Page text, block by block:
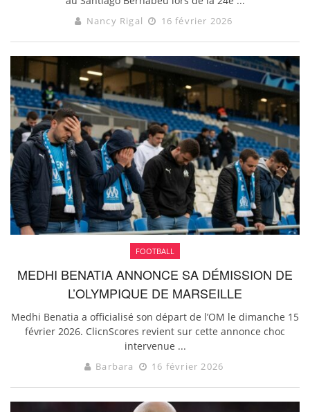
Nancy Rigal 16 février 2026
FOOTBALL
MEDHI BENATIA ANNONCE SA DÉMISSION DE
L’OLYMPIQUE DE MARSEILLE
Medhi Benatia a officialisé son départ de l’OM le dimanche 15
février 2026. ClicnScores revient sur cette annonce choc
intervenue ...
Barbara 16 février 2026